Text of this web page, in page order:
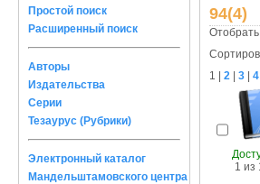
Простой поиск
Расширенный поиск
Авторы
Издательства
Серии
Тезаурус (Рубрики)
Электронный каталог
Мандельштамовского центра
94(4)
1
2 3 4
1 из